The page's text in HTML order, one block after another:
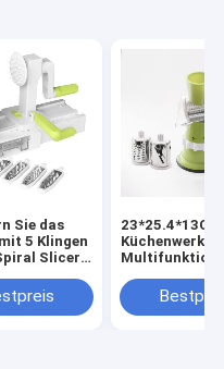
Sie das
5 Klingen
Slicer
23*25.4*13CM
Handwerk